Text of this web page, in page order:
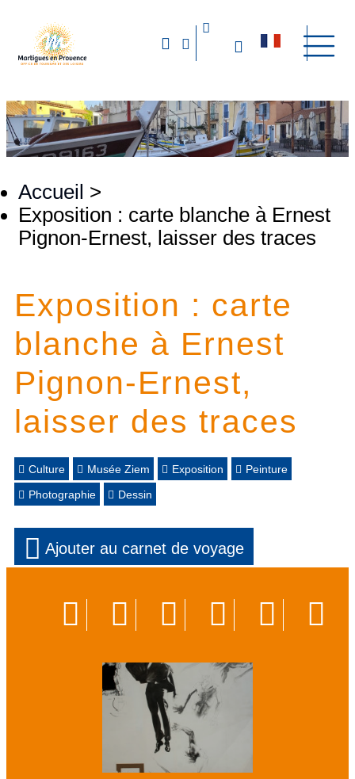
Accueil >
Exposition : carte blanche à Ernest
Pignon-Ernest, laisser des traces
Exposition : carte
blanche à Ernest
Pignon-Ernest,
laisser des traces
Culture Musée Ziem Exposition
Peinture
Photographie
Dessin
Ajouter au carnet de voyage